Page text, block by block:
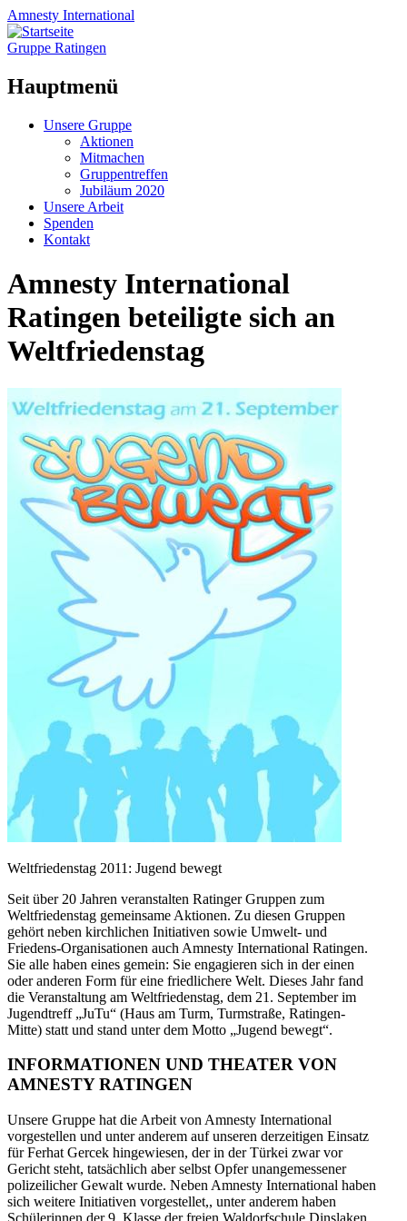
Amnesty International
Gruppe Ratingen
Hauptmenü
Zum
Unsere Gruppe
Aktionen
Mitmachen
Gruppentreffen
Jubiläum 2020
Unsere Arbeit
Spenden
Kontakt
Amnesty International
Ratingen beteiligte sich an
Weltfriedenstag
Weltfriedenstag 2011: Jugend bewegt
Seit über 20 Jahren veranstalten Ratinger Gruppen zum
Weltfriedenstag gemeinsame Aktionen. Zu diesen Gruppen
gehört neben kirchlichen Initiativen sowie Umwelt- und
Friedens-Organisationen auch Amnesty International Ratingen.
Sie alle haben eines gemein: Sie engagieren sich in der einen
oder anderen Form für eine friedlichere Welt. Dieses Jahr fand
die Veranstaltung am Weltfriedenstag, dem 21. September im
Jugendtreff „JuTu“ (Haus am Turm, Turmstraße, Ratingen-
Mitte) statt und stand unter dem Motto „Jugend bewegt“.
INFORMATIONEN UND THEATER VON
AMNESTY RATINGEN
Unsere Gruppe hat die Arbeit von Amnesty International
vorgestellen und unter anderem auf unseren derzeitigen Einsatz
für Ferhat Gercek hingewiesen, der in der Türkei zwar vor
Gericht steht, tatsächlich aber selbst Opfer unangemessener
polizeilicher Gewalt wurde. Neben Amnesty International haben
sich weitere Initiativen vorgestellet,, unter anderem haben